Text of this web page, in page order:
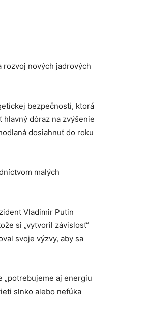
rozvoj nových jadrových
bezpečnosti, ktorá
dôraz na zvýšenie
dosiahnuť do roku
malých
Vladimir Putin
si „vytvoril závislosť“
svoje výzvy, aby sa
„potrebujeme aj energiu
slnko alebo nefúka